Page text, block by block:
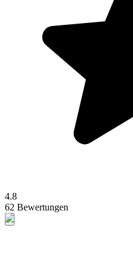
4.8
62 Bewertungen